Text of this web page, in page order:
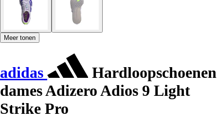
Meer tonen
adidas
Hardloopschoenen
dames Adizero Adios 9 Light
Strike Pro